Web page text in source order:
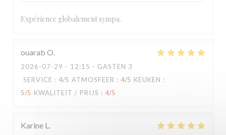
Expérience globalement sympa.
ouarab O
2026-07-29 - 12:15 - GASTEN 3
SERVICE : 4/5 ATMOSFEER : 4/5 KEUKEN :
5/5 KWALITEIT / PRIJS : 4/5
Karine L